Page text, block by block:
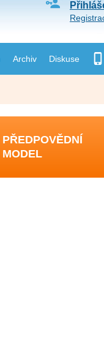
Archiv Diskuse
PŘEDPOVĚDNÍ
MODEL